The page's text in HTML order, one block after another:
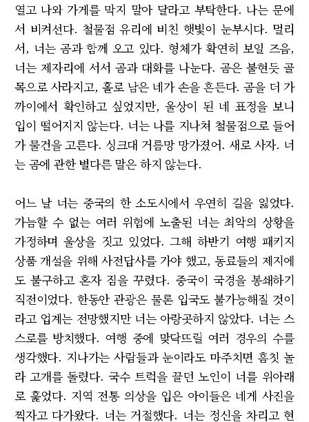
열고 나와 가게를 막지 말아 달라고 부탁한다. 나는 문에
서 비켜선다. 철물점 유리에 비친 햇빛이 눈부시다. 멀리
서, 너는 곰과 함께 오고 있다. 형체가 확연히 보일 즈음,
너는 제자리에 서서 곰과 대화를 나눈다. 곰은 불현듯 골
목으로 사라지고, 홀로 남은 네가 손을 흔든다. 곰을 더 가
까이에서 확인하고 싶었지만, 울상이 된 네 표정을 보니
입이 떨어지지 않는다. 너는 나를 지나쳐 철물점으로 들어
가 물건을 고른다. 싱크대 거름망 망가졌어. 새로 사자. 너
는 곰에 관한 별다른 말은 하지 않는다.
어느 날 너는 중국의 한 소도시에서 우연히 길을 잃었다.
가늠할 수 없는 여러 위험에 노출된 너는 최악의 상황을
가정하며 울상을 짓고 있었다. 그해 하반기 여행 패키지
상품 개설을 위해 사전답사를 가야 했고, 동료들의 제지에
도 불구하고 혼자 짐을 꾸렸다. 중국이 국경을 봉쇄하기
직전이었다. 한동안 관광은 물론 입국도 불가능해질 것이
라고 업계는 전망했지만 너는 아랑곳하지 않았다. 너는 스
스로를 방치했다. 여행 중에 맞닥뜨릴 여러 경우의 수를
생각했다. 지나가는 사람들과 눈이라도 마주치면 흠칫 놀
라 고개를 돌렸다. 국수 트럭을 끌던 노인이 너를 위아래
로 훑었다. 지역 전통 의상을 입은 아이들은 네게 사진을
찍자고 다가왔다. 너는 거절했다. 너는 정신을 차리고 현